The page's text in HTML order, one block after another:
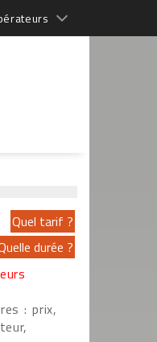
: prix,